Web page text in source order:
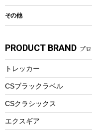
バーベキューツール
カトラリー
マグカップ、カップ
ステンレスボトル
フードボトル
トレー
ランチョンマット
その他アウトドア雑貨
スプレー関係
ツール、他
パドル
ヘルメット
エアーポンプ
アクセサリー
シティサイクル
自転車ウェア
ラッシュガード
パラソル
フローティングベスト
ヘルメット
エアーポンプ
ビーチテント
その他
湯たんぽ
防災用品
PRODUCT BRAND プ
トレッカー
CSブラックラベル
CSクラシックス
エクスギア